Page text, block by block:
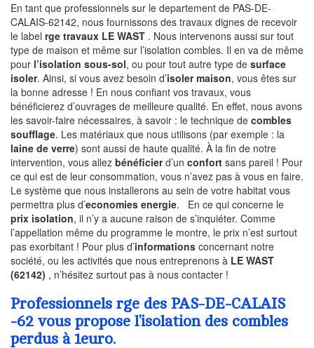
En tant que professionnels sur le departement de PAS-DE-
CALAIS-62142, nous fournissons des travaux dignes de recevoir
le label rge travaux LE WAST . Nous intervenons aussi sur tout
type de maison et même sur l’isolation combles. Il en va de même
pour l’isolation sous-sol, ou pour tout autre type de surface
isoler. Ainsi, si vous avez besoin d’isoler maison, vous êtes sur
la bonne adresse ! En nous confiant vos travaux, vous
bénéficierez d’ouvrages de meilleure qualité. En effet, nous avons
les savoir-faire nécessaires, à savoir : le technique de combles
soufflage. Les matériaux que nous utilisons (par exemple : la
laine de verre) sont aussi de haute qualité. À la fin de notre
intervention, vous allez bénéficierd’un confort sans pareil ! Pour
ce qui est de leur consommation, vous n’avez pas à vous en faire.
Le système que nous installerons au sein de votre habitat vous
permettra plus d’economies energie. En ce qui concerne le
prix isolation, il n’y a aucune raison de s’inquiéter. Comme
l’appellation même du programme le montre, le prix n’est surtout
pas exorbitant ! Pour plus d’informations concernant notre
société, ou les activités que nous entreprenons à LE WAST
(62142) , n’hésitez surtout pas à nous contacter !
Professionnels rge des PAS-DE-CALAIS
-62 vous propose l’isolation des combles
perdus à 1euro.